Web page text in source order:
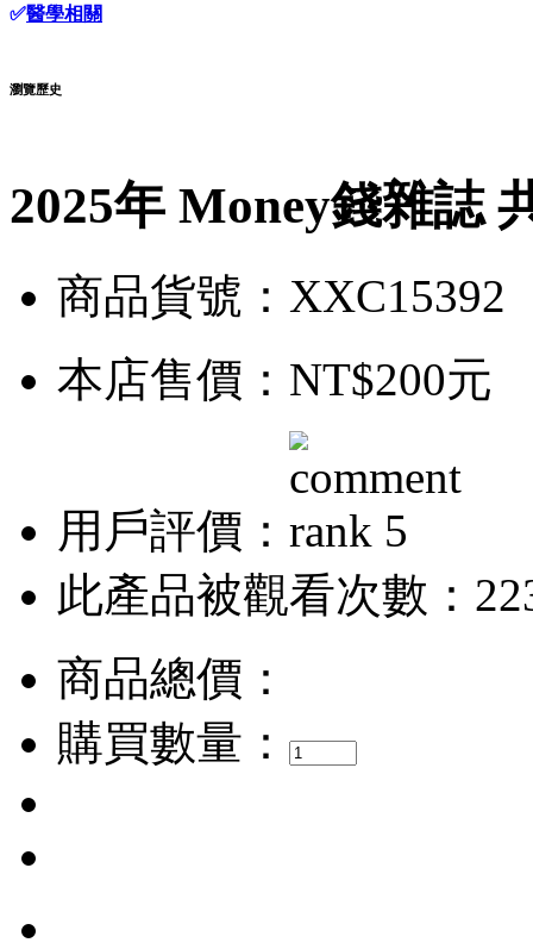
✅醫學相關
瀏覽歷史
2025年 Money錢雜誌
商品貨號：XXC15392
本店售價： NT$200元
用戶評價：
此產品被觀看次數：
商品總價：
購買數量：